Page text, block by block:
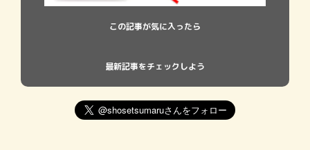
この記事が気に入ったら
最新記事をチェックしよう